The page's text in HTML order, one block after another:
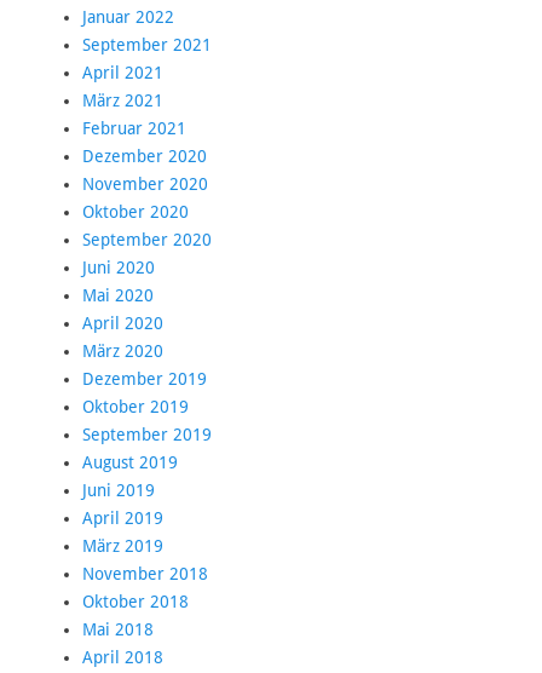
Januar 2022
September 2021
April 2021
März 2021
Februar 2021
Dezember 2020
November 2020
Oktober 2020
September 2020
Juni 2020
Mai 2020
April 2020
März 2020
Dezember 2019
Oktober 2019
September 2019
August 2019
Juni 2019
April 2019
März 2019
November 2018
Oktober 2018
Mai 2018
April 2018